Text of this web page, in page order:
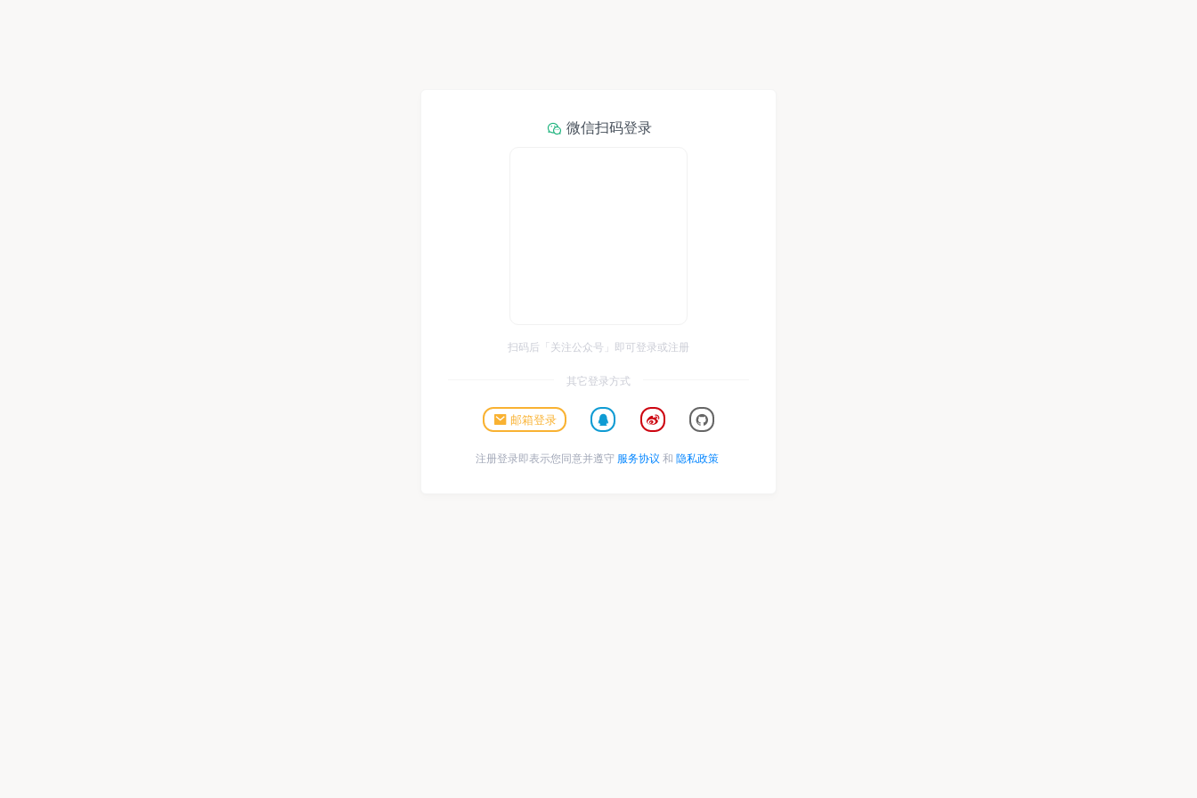
微信扫码登录
扫码后「关注公众号」即可登录或注册
其它登录方式
邮箱登录
注册登录即表示您同意并遵守 服务协议 和 隐私政策